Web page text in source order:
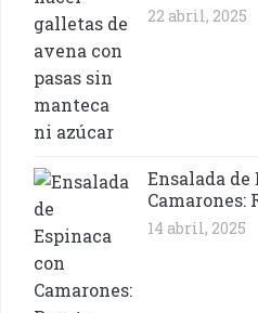
22 abril, 2025
Ensalada de
14 abril, 2025